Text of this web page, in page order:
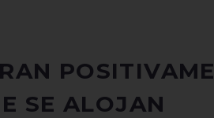
SE ALOJAN